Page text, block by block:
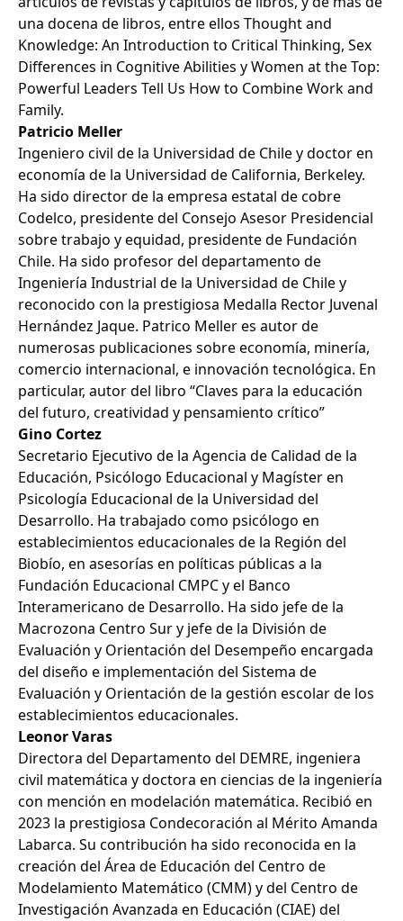
una docena de libros, entre ellos Thought and
Knowledge: An Introduction to Critical Thinking, Sex
Differences in Cognitive Abilities y Women at the Top:
Powerful Leaders Tell Us How to Combine Work and
Family.
Patricio Meller
Ingeniero civil de la Universidad de Chile y doctor en
economía de la Universidad de California, Berkeley.
Ha sido director de la empresa estatal de cobre
Codelco, presidente del Consejo Asesor Presidencial
sobre trabajo y equidad, presidente de Fundación
Chile. Ha sido profesor del departamento de
Ingeniería Industrial de la Universidad de Chile y
reconocido con la prestigiosa Medalla Rector Juvenal
Hernández Jaque. Patrico Meller es autor de
numerosas publicaciones sobre economía, minería,
comercio internacional, e innovación tecnológica. En
particular, autor del libro “Claves para la educación
del futuro, creatividad y pensamiento crítico”
Gino Cortez
Secretario Ejecutivo de la Agencia de Calidad de la
Educación, Psicólogo Educacional y Magíster en
Psicología Educacional de la Universidad del
Desarrollo. Ha trabajado como psicólogo en
establecimientos educacionales de la Región del
Biobío, en asesorías en políticas públicas a la
Fundación Educacional CMPC y el Banco
Interamericano de Desarrollo. Ha sido jefe de la
Macrozona Centro Sur y jefe de la División de
Evaluación y Orientación del Desempeño encargada
del diseño e implementación del Sistema de
Evaluación y Orientación de la gestión escolar de los
establecimientos educacionales.
Leonor Varas
Directora del Departamento del DEMRE, ingeniera
civil matemática y doctora en ciencias de la ingeniería
con mención en modelación matemática. Recibió en
2023 la prestigiosa Condecoración al Mérito Amanda
Labarca. Su contribución ha sido reconocida en la
creación del Área de Educación del Centro de
Modelamiento Matemático (CMM) y del Centro de
Investigación Avanzada en Educación (CIAE) del